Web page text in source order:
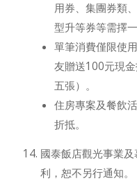
用券、集團券類
型升等券等需擇一
單筆消費僅限使
友贈送100元現
五張）。
住房專案及餐飲
折抵。
國泰飯店觀光事業
利，恕不另行通知。